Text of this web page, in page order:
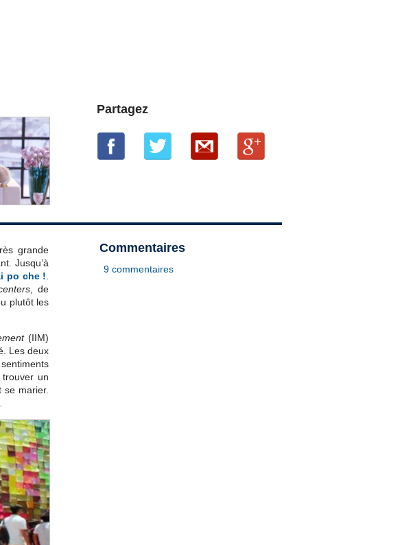
Partagez
grande
Jusqu’à
po che !
, de
plutôt les
(IIM)
Les deux
un
marier.
Commentaires
9 commentaires